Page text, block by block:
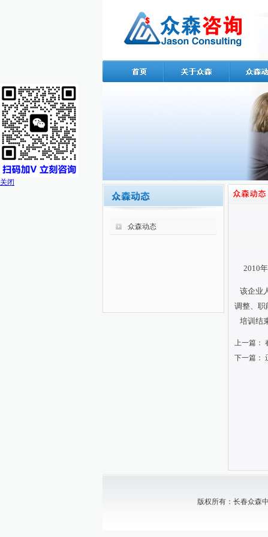
众森动态
2010
该企业
调整、职
培训结
上一篇：
下一篇：
版权所有：长春众森
关闭